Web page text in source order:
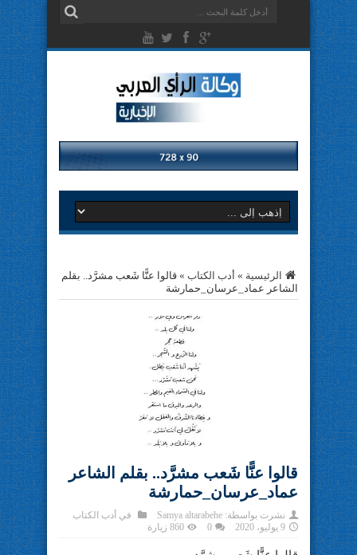
الرئيسية » أدب الكتاب » قالوا عنًَّا شَعب مشرَّد.. بقلم
الشاعر عماد_عرسان_حمارشة
قالوا عنًَّا شَعب مشرَّد.. بقلم الشاعر
عماد_عرسان_حمارشة
نشرت بواسطة: Samya altarabehe في أدب الكتاب
9 يوليو، 2020
0 860 زيارة